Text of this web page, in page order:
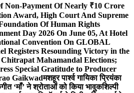
Non-Payment Of Nearly ₹10 Crore
Award, High Court And Supreme
Of Human Rights
Day 2026 On June 05, At Hotel
Convention On GLOBAL
Registers Resounding Victory in the
Mahamandal Elections;
Special Gratitude to Producer
Gaikwadमशहूर पार्श्व गायिका प्रियंका
‘माँ’ ने श्रोताओं को किया भावुकशिल्पी